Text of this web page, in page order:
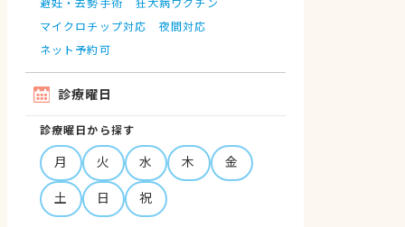
マイクロチップ対応
夜間対応
ネット予約可
診療曜日
診療曜日から探す
月 火 水 木
金
土
日 祝